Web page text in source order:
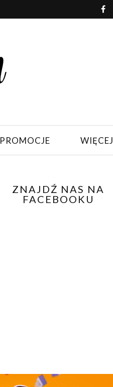
PROMOCJE WIĘCEJ
ZNAJDŹ NAS NA
FACEBOOKU